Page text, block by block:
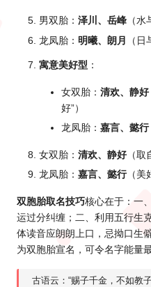
男双胎： 泽川、岳峰 （水
龙凤胎： 明曦、朗月 （日
寓意美好型 ：
女双胎： 清欢、静好
好”）
龙凤胎： 嘉言、懿行
女双胎： 清欢、静好 （
龙凤胎： 嘉言、懿行（美
双胞胎取名技巧核心在于：一
运过分纠缠；二、利用五行生
体读音应朗朗上口，忌拗口生
为双胞胎宣名，可令名字能量
古语云：“赐子千金，不如教